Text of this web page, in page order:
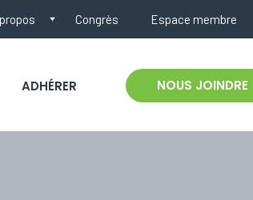
Congrès Espace membre
ADHÉRER NOUS JOINDRE